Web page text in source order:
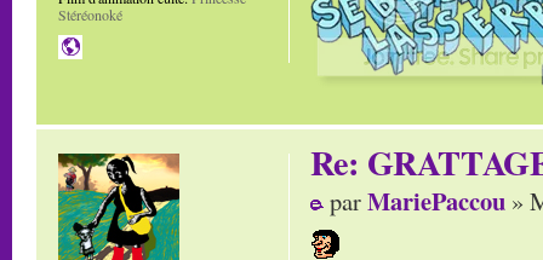
Stéréonoké
Re:
parMariePaccou »